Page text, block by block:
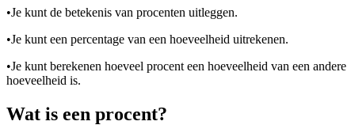
•Je kunt de betekenis van procenten uitleggen.
•Je kunt een percentage van een hoeveelheid uitrekenen.
•Je kunt berekenen hoeveel procent een hoeveelheid van een andere
hoeveelheid is.
Wat is een procent?